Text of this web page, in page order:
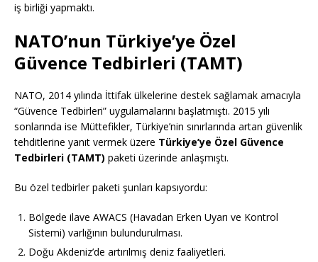
iş birliği yapmaktı.
NATO’nun Türkiye’ye Özel
Güvence Tedbirleri (TAMT)
NATO, 2014 yılında İttifak ülkelerine destek sağlamak amacıyla
“Güvence Tedbirleri” uygulamalarını başlatmıştı. 2015 yılı
sonlarında ise Müttefikler, Türkiye’nin sınırlarında artan güvenlik
tehditlerine yanıt vermek üzere Türkiye’ye Özel Güvence
Tedbirleri (TAMT) paketi üzerinde anlaşmıştı.
Bu özel tedbirler paketi şunları kapsıyordu:
Bölgede ilave AWACS (Havadan Erken Uyarı ve Kontrol
Sistemi) varlığının bulundurulması.
Doğu Akdeniz’de artırılmış deniz faaliyetleri.